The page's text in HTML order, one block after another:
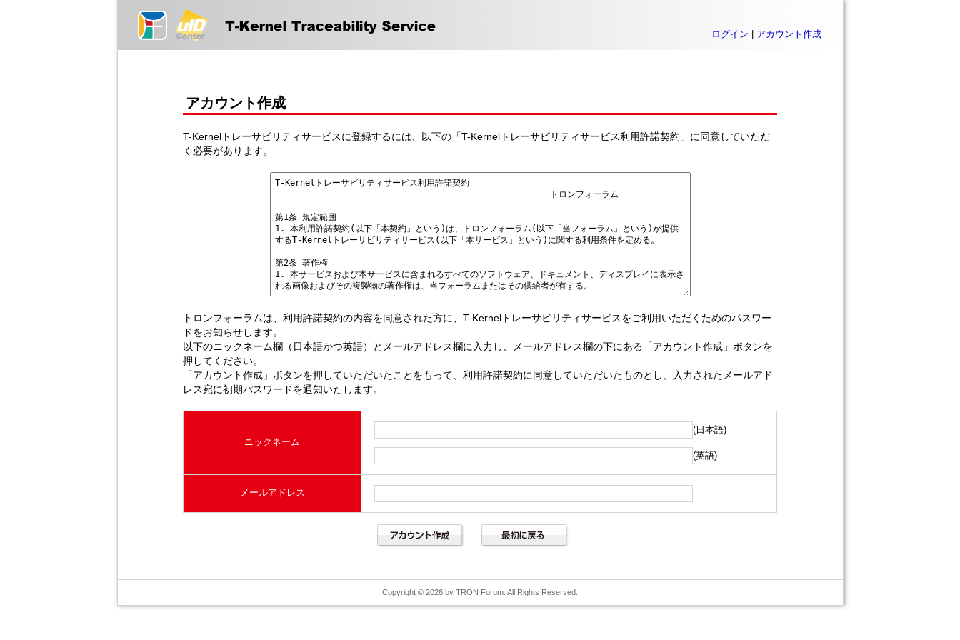
ログイン アカウント作成
アカウント作成
T-Kernelトレーサビリティサービスに登録するには、以下の「T-Kernelトレーサビリティサービス利用許諾契約」に同意していただ
く必要があります。
トロンフォーラムは、利用許諾契約の内容を同意された方に、T-Kernelトレーサビリティサービスをご利用いただくためのパスワー
ドをお知らせします。
以下のニックネーム欄（日本語かつ英語）とメールアドレス欄に入力し、メールアドレス欄の下にある「アカウント作成」ボタンを
押してください。
「アカウント作成」ボタンを押していただいたことをもって、利用許諾契約に同意していただいたものとし、入力されたメールアド
レス宛に初期パスワードを通知いたします。
ニックネーム
(日本語)
(英語)
メールアドレス
Copyright © 2026 by TRON Forum. All Rights Reserved.